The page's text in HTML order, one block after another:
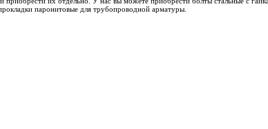
паронитовые для трубопроводной арматуры.